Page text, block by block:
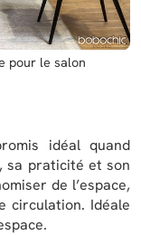
pour le salon
idéal quand
sa praticité et son
de l’espace,
circulation. Idéale